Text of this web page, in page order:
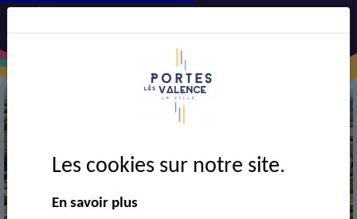
Les cookies sur notre site.
En savoir plus